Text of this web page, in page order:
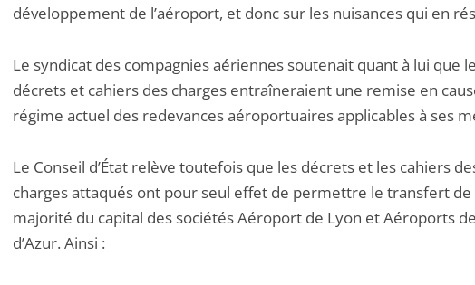
développement de l’aéroport, et donc sur les nuisances qui en
Le syndicat des compagnies aériennes soutenait quant à lui que
décrets et cahiers des charges entraîneraient une remise en
régime actuel des redevances aéroportuaires applicables à ses
Le Conseil d’État relève toutefois que les décrets et les cahiers
charges attaqués ont pour seul effet de permettre le transfert de
majorité du capital des sociétés Aéroport de Lyon et Aéroports
d’Azur. Ainsi :